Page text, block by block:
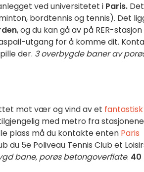
ved universitetet i Paris. Det
bordtennis og tennis). Det
, og du kan gå av på RER-stasjon
utgang for å komme dit.
der. 3 overbygde baner av
mot vær og vind av et fantastisk
med metro fra stasjonene
plass må du kontakte enten Paris
du 5e Poliveau Tennis Club et
bane, porøs betongoverflate. 40